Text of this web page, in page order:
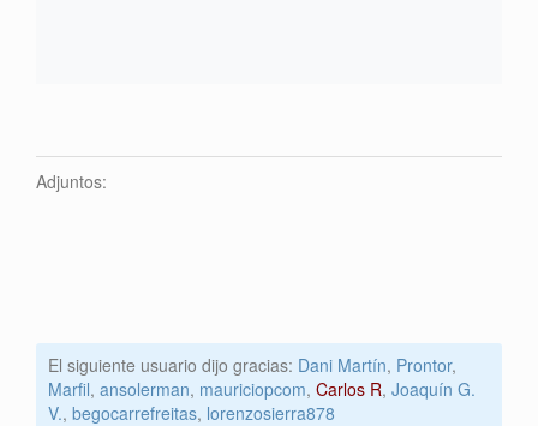
Adjuntos:
El siguiente usuario dijo gracias: Dani Martín, Prontor,
Marfil, ansolerman, mauriciopcom, Carlos R, Joaquín G.
V., begocarrefreitas, lorenzosierra878